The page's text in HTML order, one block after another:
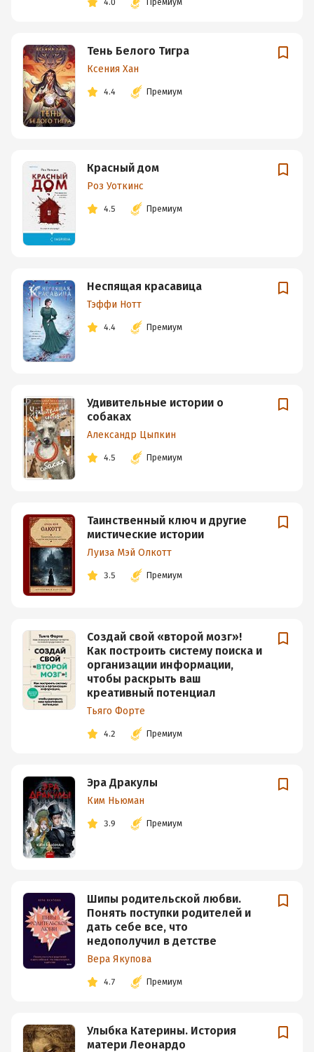
4.0 Премиум
Тень Белого Тигра
Ксения Хан
4.4 Премиум
Красный дом
Роз Уоткинс
4.5 Премиум
Неспящая красавица
Тэффи Нотт
4.4 Премиум
Удивительные истории о
собаках
Александр Цыпкин
4.5 Премиум
Таинственный ключ и другие
мистические истории
Луиза Мэй Олкотт
3.5 Премиум
Создай свой «второй мозг»!
Как построить систему поиска и
организации информации,
чтобы раскрыть ваш
креативный потенциал
Тьяго Форте
4.2 Премиум
Эра Дракулы
Ким Ньюман
3.9 Премиум
Шипы родительской любви.
Понять поступки родителей и
дать себе все, что
недополучил в детстве
Вера Якупова
4.7 Премиум
Улыбка Катерины. История
матери Леонардо